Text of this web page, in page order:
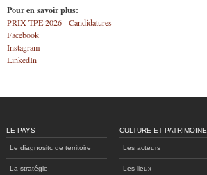
Pour en savoir plus:
PRIX TPE 2026 - Candidatures
Facebook
Instagram
LinkedIn
LE PAYS
Le diagnositc de territoire
La stratégie
CULTURE ET PATRIMOINE
Les acteurs
Les lieux